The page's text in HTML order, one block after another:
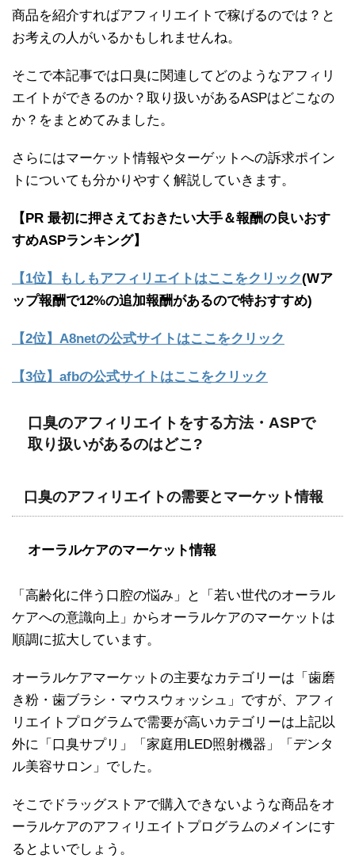
商品を紹介すればアフィリエイトで稼げるのでは？と
お考えの人がいるかもしれませんね。
そこで本記事では口臭に関連してどのようなアフィリ
エイトができるのか？取り扱いがあるASPはどこなの
か？をまとめてみました。
さらにはマーケット情報やターゲットへの訴求ポイン
トについても分かりやすく解説していきます。
【PR 最初に押さえておきたい大手＆報酬の良いおす
すめASPランキング】
【1位】もしもアフィリエイトはここをクリック(Wア
ップ報酬で12%の追加報酬があるので特おすすめ)
【2位】A8netの公式サイトはここをクリック
【3位】afbの公式サイトはここをクリック
口臭のアフィリエイトをする方法・ASPで
取り扱いがあるのはどこ?
口臭のアフィリエイトの需要とマーケット情報
オーラルケアのマーケット情報
「高齢化に伴う口腔の悩み」と「若い世代のオーラル
ケアへの意識向上」からオーラルケアのマーケットは
順調に拡大しています。
オーラルケアマーケットの主要なカテゴリーは「歯磨
き粉・歯ブラシ・マウスウォッシュ」ですが、アフィ
リエイトプログラムで需要が高いカテゴリーは上記以
外に「口臭サプリ」「家庭用LED照射機器」「デンタ
ル美容サロン」でした。
そこでドラッグストアで購入できないような商品をオ
ーラルケアのアフィリエイトプログラムのメインにす
るとよいでしょう。